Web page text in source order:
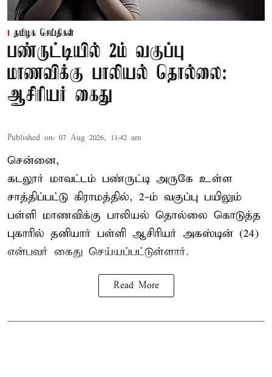
தமிழக செய்திகள்
பண்ருட்டியில் 2ம் வகுப்பு
மாணவிக்கு பாலியல் தொல்லை:
ஆசிரியர் கைது
Published on: 07 Aug 2026, 11:42 am
சென்னை,
கடலூர் மாவட்டம் பண்ருட்டி அருகே உள்ள
சாத்திப்பட்டு கிராமத்தில், 2-ம் வகுப்பு பயிலும்
பள்ளி மாணவிக்கு பாலியல் தொல்லை கொடுத்த
புகாரில் தனியார் பள்ளி ஆசிரியர் அகஸ்டின் (24)
என்பவர் கைது செய்யப்பட்டுள்ளார்.
Read More